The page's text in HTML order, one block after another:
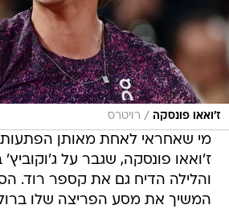
ז'ואאו פונסקה / רויטרס
מי שאחראי לאחת מאותן הפתעות
ז'ואאו פונסקה, שגבר על ג'וקוביץ'
והלילה הדיח גם את קספר רוד.
המשיך את מסע הפריצה שלו